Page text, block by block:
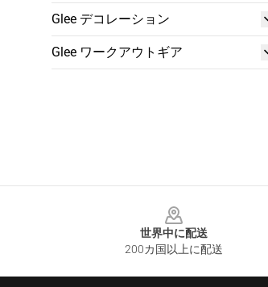
Glee デコレーション
Glee ワークアウトギア
世界中に配送
200カ国以上に配送